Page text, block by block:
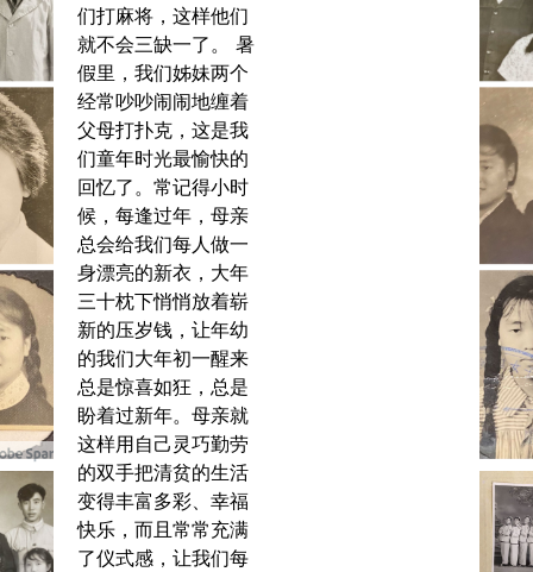
们打麻将，这样他们
就不会三缺一了。 暑
假里，我们姊妹两个
经常吵吵闹闹地缠着
父母打扑克，这是我
们童年时光最愉快的
回忆了。常记得小时
候，每逢过年，母亲
总会给我们每人做一
身漂亮的新衣，大年
三十枕下悄悄放着崭
新的压岁钱，让年幼
的我们大年初一醒来
总是惊喜如狂，总是
盼着过新年。母亲就
这样用自己灵巧勤劳
的双手把清贫的生活
变得丰富多彩、幸福
快乐，而且常常充满
了仪式感，让我们每